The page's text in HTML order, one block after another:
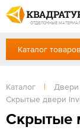
ОТДЕЛОЧНЫЕ
Профи
Акции
Готовые
Доставка и
Отзывы
+7 918 999 1656
Сб, Вс — выходной
ЗАКАЗАТЬ ЗВОНОК
Вход /
Каталог товаров
Каталог | Двери
Скрытые двери
Скрытые